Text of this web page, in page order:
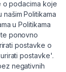
o podacima koje
Politikama
u Politikama
ponovno
postavke o
postavke'.
negativnih